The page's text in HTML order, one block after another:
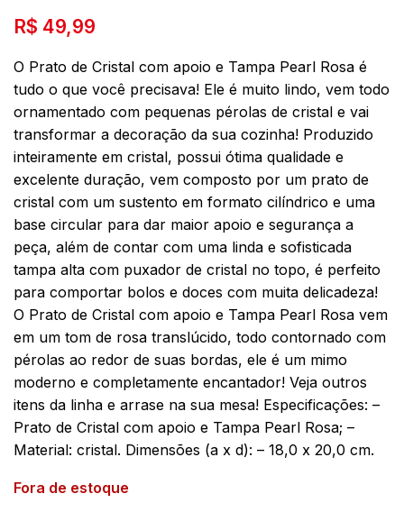
R$ 49,99
O Prato de Cristal com apoio e Tampa Pearl Rosa é
tudo o que você precisava! Ele é muito lindo, vem todo
ornamentado com pequenas pérolas de cristal e vai
transformar a decoração da sua cozinha! Produzido
inteiramente em cristal, possui ótima qualidade e
excelente duração, vem composto por um prato de
cristal com um sustento em formato cilíndrico e uma
base circular para dar maior apoio e segurança a
peça, além de contar com uma linda e sofisticada
tampa alta com puxador de cristal no topo, é perfeito
para comportar bolos e doces com muita delicadeza!
O Prato de Cristal com apoio e Tampa Pearl Rosa vem
em um tom de rosa translúcido, todo contornado com
pérolas ao redor de suas bordas, ele é um mimo
moderno e completamente encantador! Veja outros
itens da linha e arrase na sua mesa! Especificações: –
Prato de Cristal com apoio e Tampa Pearl Rosa; –
Material: cristal. Dimensões (a x d): – 18,0 x 20,0 cm.
Fora de estoque